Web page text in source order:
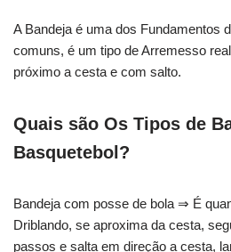
A Bandeja é uma dos Fundamentos
comuns, é um tipo de Arremesso
próximo a cesta e com salto.
Quais são Os Tipos de
Basquetebol?
Bandeja com posse de bola ⇒ É
Driblando, se aproxima da cesta,
passos e salta em direção a cesta,